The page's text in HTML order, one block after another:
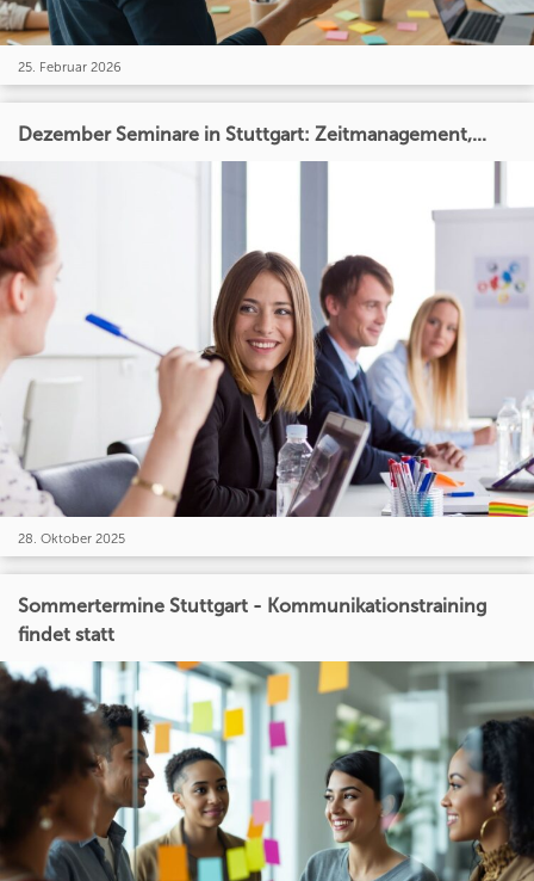
25. Februar 2026
Dezember Seminare in Stuttgart: Zeitmanagement,...
28. Oktober 2025
Sommertermine Stuttgart - Kommunikationstraining
findet statt